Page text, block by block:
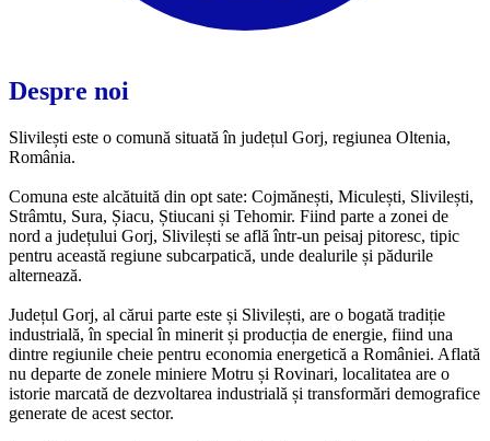
Despre noi
Slivilești este o comună situată în județul Gorj, regiunea Oltenia,
România.
Comuna este alcătuită din opt sate: Cojmănești, Miculești, Slivilești,
Strâmtu, Sura, Șiacu, Știucani și Tehomir. Fiind parte a zonei de
nord a județului Gorj, Slivilești se află într-un peisaj pitoresc, tipic
pentru această regiune subcarpatică, unde dealurile și pădurile
alternează.
Județul Gorj, al cărui parte este și Slivilești, are o bogată tradiție
industrială, în special în minerit și producția de energie, fiind una
dintre regiunile cheie pentru economia energetică a României. Aflată
nu departe de zonele miniere Motru și Rovinari, localitatea are o
istorie marcată de dezvoltarea industrială și transformări demografice
generate de acest sector.